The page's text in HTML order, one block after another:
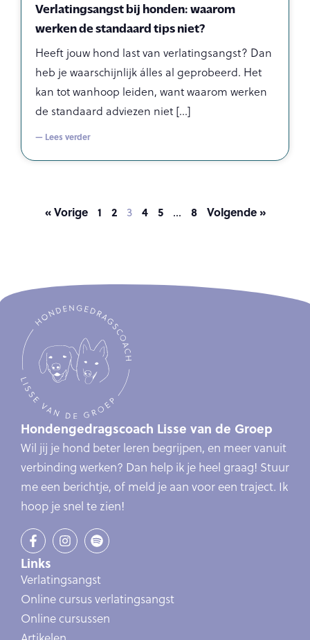
Verlatingsangst bij honden: waarom
werken de standaard tips niet?
Heeft jouw hond last van verlatingsangst? Dan
heb je waarschijnlijk álles al geprobeerd. Het
kan tot wanhoop leiden, want waarom werken
de standaard adviezen niet
— Lees verder
« Vorige 1 2 3 4 5 … 8 Volgende »
Hondengedragscoach Lisse van de Groep
Wil jij je hond beter leren begrijpen, en meer vanuit
verbinding werken? Dan help ik je heel graag! Stuur
me een berichtje, of meld je aan voor een traject. Ik
hoop je snel te zien!
Links
Verlatingsangst
Online cursus verlatingsangst
Online cursussen